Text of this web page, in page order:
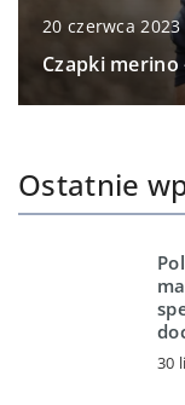
20 czerwca 2023
Czapki
Ostatnie
30